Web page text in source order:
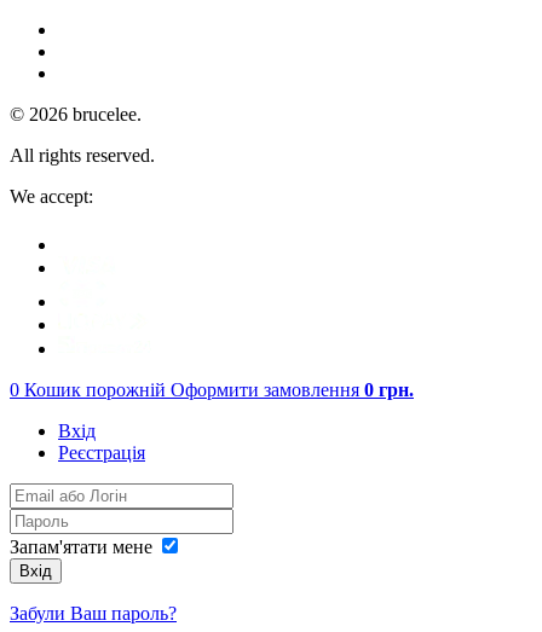
© 2026 brucelee.
All rights reserved.
We accept:
0 Кошик порожній Оформити замовлення 0 грн.
Вхід
Реєстрація
Запам'ятати мене
Вхід
Забули Ваш пароль?